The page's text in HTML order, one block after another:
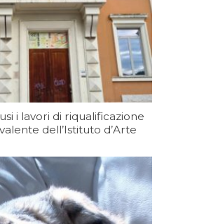
i lavori di riqualificazione
dell’Istituto d’Arte